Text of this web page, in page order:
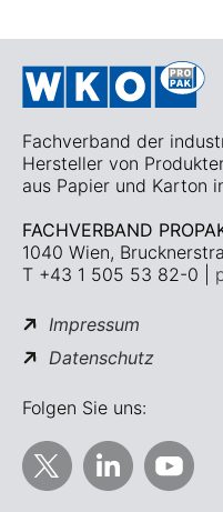
Fachverband der
Hersteller von
aus Papier und Karton
FACHVERBAND
1040 Wien,
T +43 1 505 53 82-0 |
Impressum
Datenschutz
Folgen Sie uns: